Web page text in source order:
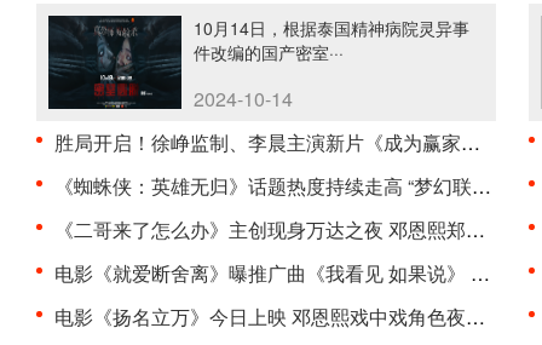
10月14日，根据泰国精神病院灵异事
件改编的国产密室···
2024-10-14
胜局开启！徐峥监制、李晨主演新片《成为赢家》正式···
《蜘蛛侠：英雄无归》话题热度持续走高 “梦幻联动”···
《二哥来了怎么办》主创现身万达之夜 邓恩熙郑伟“直···
电影《就爱断舍离》曝推广曲《我看见 如果说》 与过···
电影《扬名立万》今日上映 邓恩熙戏中戏角色夜莺引期···